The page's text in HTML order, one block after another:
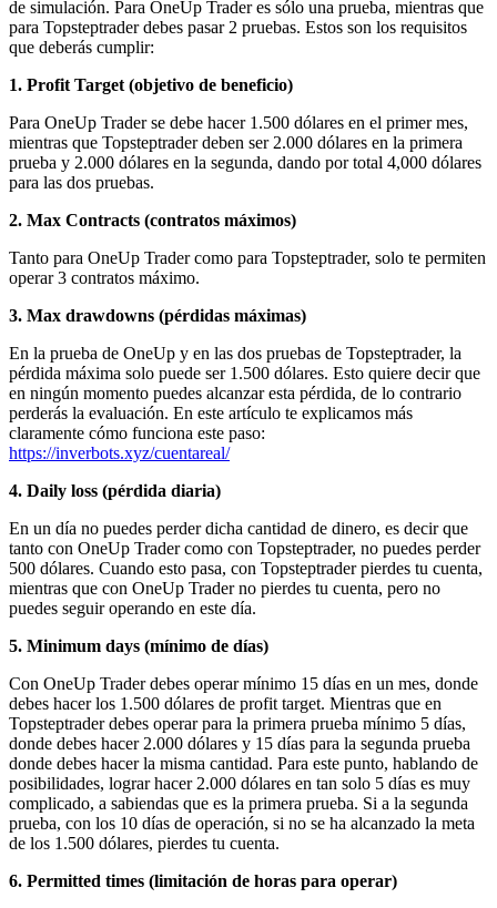
de simulación. Para OneUp Trader es sólo una prueba, mientras que
para Topsteptrader debes pasar 2 pruebas. Estos son los requisitos
que deberás cumplir:
1. Profit Target (objetivo de beneficio)
Para OneUp Trader se debe hacer 1.500 dólares en el primer mes,
mientras que Topsteptrader deben ser 2.000 dólares en la primera
prueba y 2.000 dólares en la segunda, dando por total 4,000 dólares
para las dos pruebas.
2. Max Contracts (contratos máximos)
Tanto para OneUp Trader como para Topsteptrader, solo te permiten
operar 3 contratos máximo.
3. Max drawdowns (pérdidas máximas)
En la prueba de OneUp y en las dos pruebas de Topsteptrader, la
pérdida máxima solo puede ser 1.500 dólares. Esto quiere decir que
en ningún momento puedes alcanzar esta pérdida, de lo contrario
perderás la evaluación. En este artículo te explicamos más
claramente cómo funciona este paso:
https://inverbots.xyz/cuentareal/
4. Daily loss (pérdida diaria)
En un día no puedes perder dicha cantidad de dinero, es decir que
tanto con OneUp Trader como con Topsteptrader, no puedes perder
500 dólares. Cuando esto pasa, con Topsteptrader pierdes tu cuenta,
mientras que con OneUp Trader no pierdes tu cuenta, pero no
puedes seguir operando en este día.
5. Minimum days (mínimo de días)
Con OneUp Trader debes operar mínimo 15 días en un mes, donde
debes hacer los 1.500 dólares de profit target. Mientras que en
Topsteptrader debes operar para la primera prueba mínimo 5 días,
donde debes hacer 2.000 dólares y 15 días para la segunda prueba
donde debes hacer la misma cantidad. Para este punto, hablando de
posibilidades, lograr hacer 2.000 dólares en tan solo 5 días es muy
complicado, a sabiendas que es la primera prueba. Si a la segunda
prueba, con los 10 días de operación, si no se ha alcanzado la meta
de los 1.500 dólares, pierdes tu cuenta.
6. Permitted times (limitación de horas para operar)